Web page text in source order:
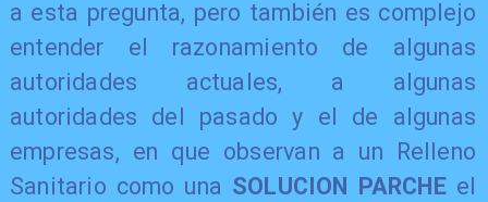
a esta pregunta, pero también es complejo
entender el razonamiento de algunas
autoridades actuales, a algunas
autoridades del pasado y el de algunas
empresas, en que observan a un Relleno
Sanitario como una SOLUCION PARCHEel